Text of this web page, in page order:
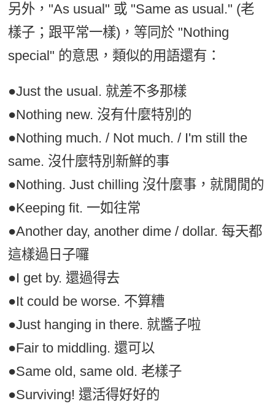
另外，"As usual" 或 "Same as usual." (老
樣子；跟平常一樣)，等同於 "Nothing
special" 的意思，類似的用語還有：
●Just the usual. 就差不多那樣
●Nothing new. 沒有什麼特別的
●Nothing much. / Not much. / I'm still the
same. 沒什麼特別新鮮的事
●Nothing. Just chilling 沒什麼事，就閒閒的
●Keeping fit. 一如往常
●Another day, another dime / dollar. 每天都
這樣過日子囉
●I get by. 還過得去
●It could be worse. 不算糟
●Just hanging in there. 就醬子啦
●Fair to middling. 還可以
●Same old, same old. 老樣子
●Surviving! 還活得好好的